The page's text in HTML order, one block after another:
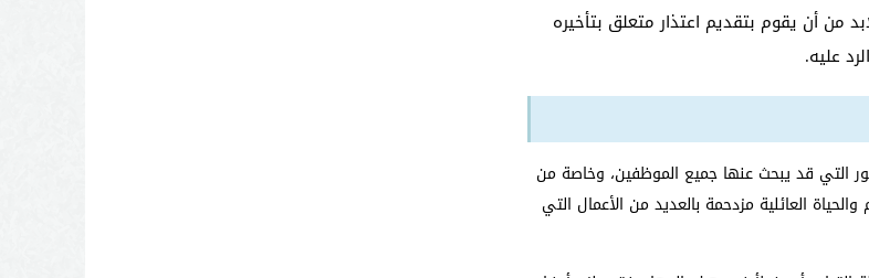
أن يقوم بتقديم اعتذار متعلق بتأخيره
عليه.
التي قد يبحث عنها جميع الموظفين، وخاصة من
العائلية مزدحمة بالعديد من الأعمال التي